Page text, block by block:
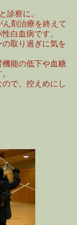
診察に。
剤治療を終えて
白血病です。
取り過ぎに気を
能の低下や血糖
で、控えめにし